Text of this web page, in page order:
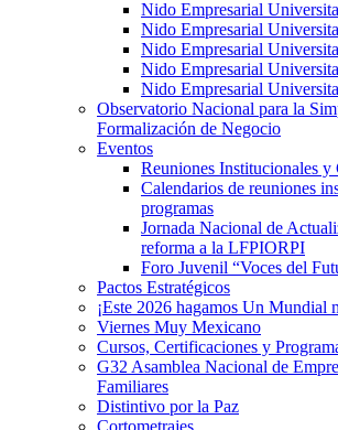
Nido Empresarial
Nido Empresarial
Nido Empresarial
Nido Empresarial
Nido Empresarial
Observatorio Nacional para la
Formalización de Negocio
Eventos
Reuniones Institucionales y
Calendarios de reuniones
programas
Jornada Nacional de
reforma a la LFPIORPI
Foro Juvenil “Voces del
Pactos Estratégicos
¡Este 2026 hagamos Un Mundial
Viernes Muy Mexicano
Cursos, Certificaciones y
G32 Asamblea Nacional de
Familiares
Distintivo por la Paz
Cortometrajes